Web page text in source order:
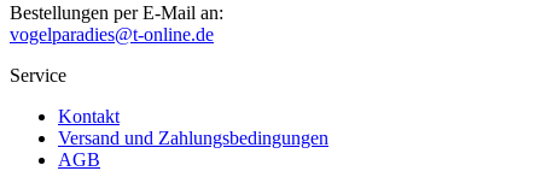
Bestellungen per E-Mail an:
vogelparadies@t-online.de
Service
Kontakt
Versand und Zahlungsbedingungen
AGB